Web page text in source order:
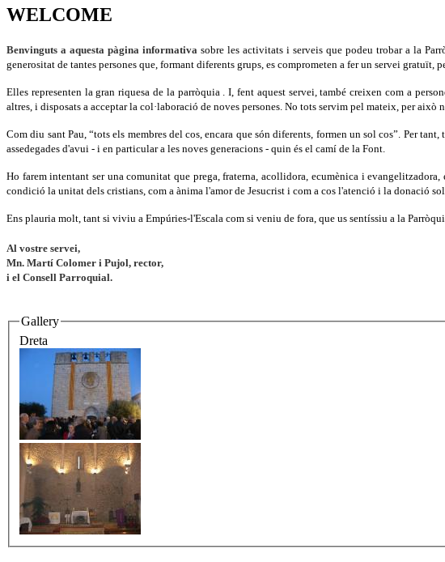
WELCOME
Benvinguts a aquesta pàgina informativa sobre les activitats i serveis que podeu trobar a la
generositat de tantes persones que, formant diferents grups, es comprometen a fer un servei gratuït,
Elles representen la gran riquesa de la parròquia . I, fent aquest servei, també creixen com a
altres, i disposats a acceptar la col·laboració de noves persones. No tots servim pel mateix, per
Com diu sant Pau, “tots els membres del cos, encara que són diferents, formen un sol cos”. Per
assedegades d'avui - i en particular a les noves generacions - quin és el camí de la Font.
Ho farem intentant ser una comunitat que prega, fraterna, acollidora, ecumènica i
condició la unitat dels cristians, com a ànima l'amor de Jesucrist i com a cos l'atenció i la donació
Ens plauria molt, tant si viviu a Empúries-l'Escala com si veniu de fora, que us sentíssiu a la
Al vostre servei,
Mn. Martí Colomer i Pujol, rector,
i el Consell Parroquial.
Gallery
Dreta